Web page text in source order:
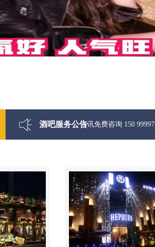
酒吧服务公告
最新酒吧娱乐资讯免费咨询 150 99997335微信同步